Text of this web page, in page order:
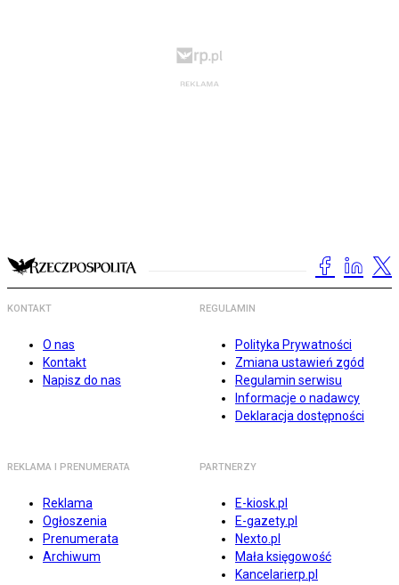
KONTAKT
O nas
Kontakt
Napisz do nas
REGULAMIN
Polityka Prywatności
Zmiana ustawień zgód
Regulamin serwisu
Informacje o nadawcy
Deklaracja dostępności
REKLAMA I PRENUMERATA
Reklama
Ogłoszenia
Prenumerata
Archiwum
PARTNERZY
E-kiosk.pl
E-gazety.pl
Nexto.pl
Mała księgowość
Kancelarierp.pl